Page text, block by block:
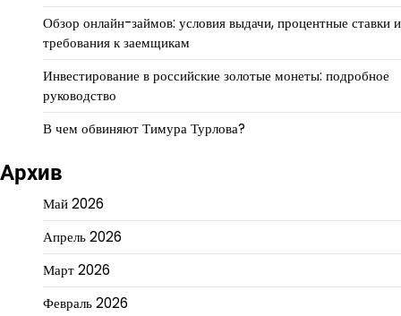
Обзор онлайн-займов: условия выдачи, процентные ставки и
требования к заемщикам
Инвестирование в российские золотые монеты: подробное
руководство
В чем обвиняют Тимура Турлова?
Архив
Май 2026
Апрель 2026
Март 2026
Февраль 2026